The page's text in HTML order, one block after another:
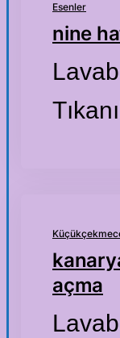
Esenler
nine
açma